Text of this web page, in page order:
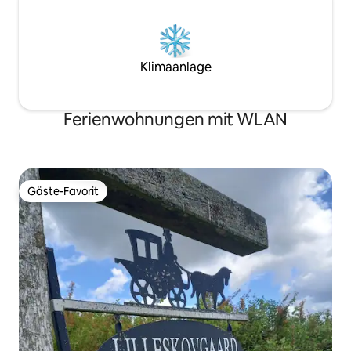
Klimaanlage
Ferienwohnungen mit WLAN
Gäste-Favorit
Gäste-Favorit